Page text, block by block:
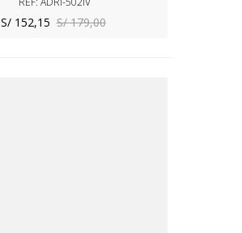
S/ 152,15 S/ 179,00